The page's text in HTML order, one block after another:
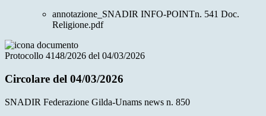
annotazione_SNADIR INFO-POINTn. 541 Doc.
Religione.pdf
Protocollo 4148/2026 del 04/03/2026
Circolare del 04/03/2026
SNADIR Federazione Gilda-Unams news n. 850